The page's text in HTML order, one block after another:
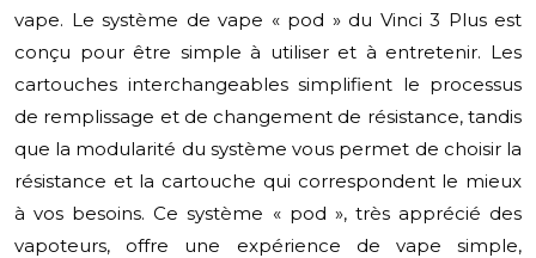
vape. Le système de vape « pod » du Vinci 3 Plus est
conçu pour être simple à utiliser et à entretenir. Les
cartouches interchangeables simplifient le processus
de remplissage et de changement de résistance, tandis
que la modularité du système vous permet de choisir la
résistance et la cartouche qui correspondent le mieux
à vos besoins. Ce système « pod », très apprécié des
vapoteurs, offre une expérience de vape simple,